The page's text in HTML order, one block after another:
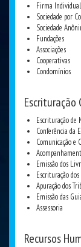
Firma Individual
Sociedade por
Sociedade
Fundações
Associações
Cooperativas
Condomínios
Escrituração
Escrituração de
Conferência da
Comunicação e
Emissão dos
Escrituração
Apuração dos
Emissão das
Assessoria
Recursos